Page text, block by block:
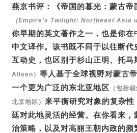
燕京书评：《帝国的暮光：蒙古帝
（Empire’s Twilight: Northeast Asia
你早期的英文著作之一，也是你
中文译作。该书既不同于以往断
互动史，也区别于杉山正明、托马
Allsen） 等人基于全球视野对蒙古
一个更为广泛的东北亚地区 （包括
北京地区） 来平衡研究对象的复杂
廷对此地灵活的经营。在你看来
治策略，以及对高丽王朝内政的频